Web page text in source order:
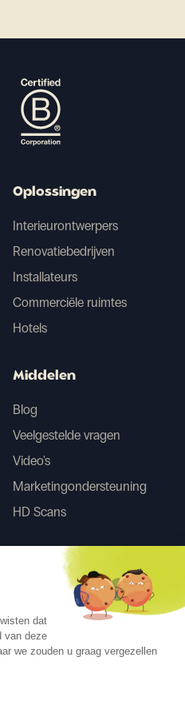
Oplossingen
Interieurontwerpers
Renovatiebedrijven
Installateurs
Commerciële ruimtes
Hotels
Middelen
Blog
Veelgestelde vragen
Video's
Marketingondersteuning
HD Scans
Voor/Na AI
dat
van deze
we zouden u graag vergezellen